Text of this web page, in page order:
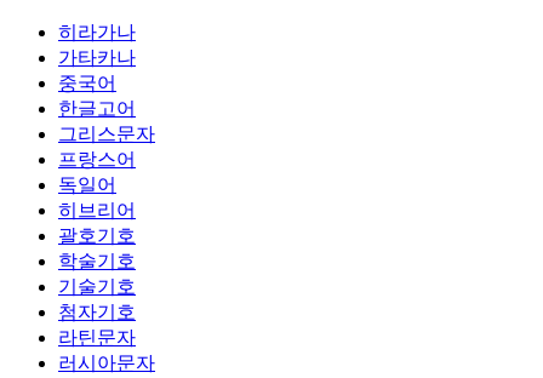
히라가나
가타카나
중국어
한글고어
그리스문자
프랑스어
독일어
히브리어
괄호기호
학술기호
기술기호
첨자기호
라틴문자
러시아문자